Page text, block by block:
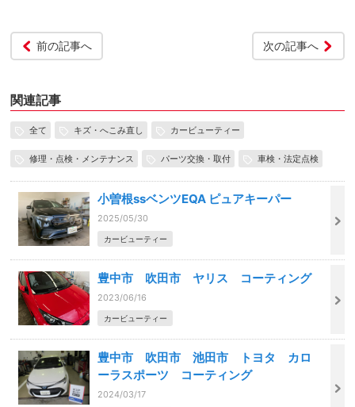
前の記事へ 次の記事へ
関連記事
全て キズ・へこみ直し カービューティー
修理・点検・メンテナンス パーツ交換・取付 車検・法定点検
小曽根ssベンツEQA ピュアキーパー
2025/05/30
カービューティー
豊中市 吹田市 ヤリス コーティング
2023/06/16
カービューティー
豊中市 吹田市 池田市 トヨタ カロ
ーラスポーツ コーティング
2024/03/17